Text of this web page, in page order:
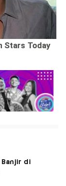
Banjir di